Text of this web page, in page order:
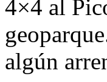
4×4 al
algún